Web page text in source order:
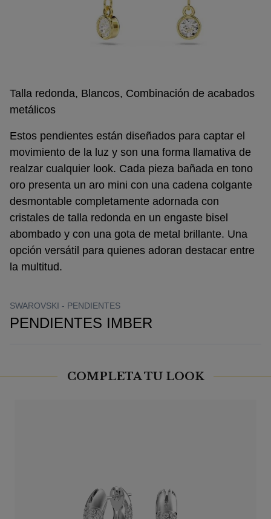
Talla redonda, Blancos, Combinación de acabados
metálicos
Estos pendientes están diseñados para captar el
movimiento de la luz y son una forma llamativa de
realzar cualquier look. Cada pieza bañada en tono
oro presenta un aro mini con una cadena colgante
desmontable completamente adornada con
cristales de talla redonda en un engaste bisel
abombado y con una gota de metal brillante. Una
opción versátil para quienes adoran destacar entre
la multitud.
SWAROVSKI - PENDIENTES
PENDIENTES IMBER
COMPLETA TU LOOK